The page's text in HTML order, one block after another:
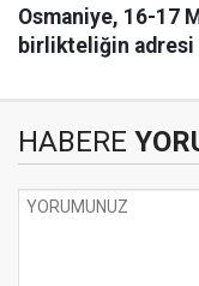
Osmaniye, 16-17
birlikteliğin adresi
HABERE